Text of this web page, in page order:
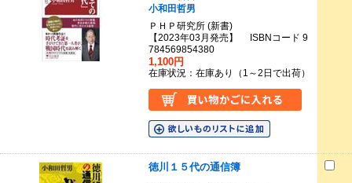
小和田哲男
ＰＨＰ研究所 (新書)
【2023年03月発売】 ISBNコード 9
784569854380
1,100円
在庫状況：在庫あり（1～2日で出荷）
徳川１５代の通信簿